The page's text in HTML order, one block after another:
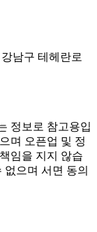
남구 테헤란로
정보로 참고용입
며 오픈업 및 정
임을 지지 않습
으며 서면 동의